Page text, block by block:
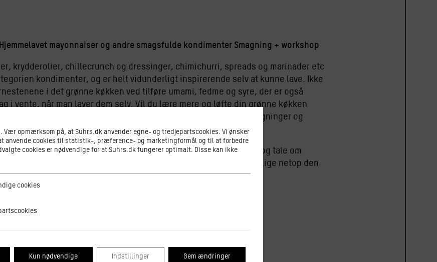
mayonnaiser og andre smagsfulde kondimenter Smagning + workshop
krydderolier, chillecrunch og dressinger, chimichurri, spreads og marinader etc
kondimenter, og er helt vidunderligt inspirerende selv at kunne lave. Ikke
i det grønne køkken ved tilføre umami, fedme og syre, der er også
i vente, når man laver dem selv. Vil du lære mere og løfte din grønne køkken
og workshop hos CulinaH, der hen over vinteren trækker sine smagninger og
hjertet af København.
vi smage os igennem forskellige kondimenter og smagsgivere, og tale om
Alle lære at røre en mayonnaise fra bunden og smage den til med lige netop den
og vi smager på det med godt brød og bagte rødder og grønt.
hjem i fint lille glas
te eller kaffe efter eget ønske.
Vær opmærksom på, at Suhrs.dk anvender egne- og tredjepartscookies. Vi ønsker
anvende cookies til statistik-, præference- og marketingformål og til at forbedre
cookies er nødvendige for at Suhrs.dk fungerer optimalt. Disse kan ikke
cookies
Kun nødvendige Indstillinger Gem ændringer